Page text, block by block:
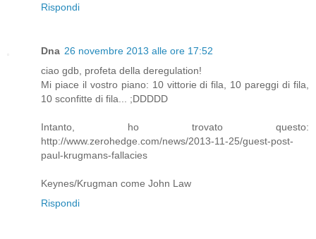
Rispondi
Dna 26 novembre 2013 alle ore 17:52
ciao gdb, profeta della deregulation!
Mi piace il vostro piano: 10 vittorie di fila, 10 pareggi di fila,
10 sconfitte di fila... ;DDDDD
Intanto, ho trovato questo:
http://www.zerohedge.com/news/2013-11-25/guest-post-
paul-krugmans-fallacies
Keynes/Krugman come John Law
Rispondi